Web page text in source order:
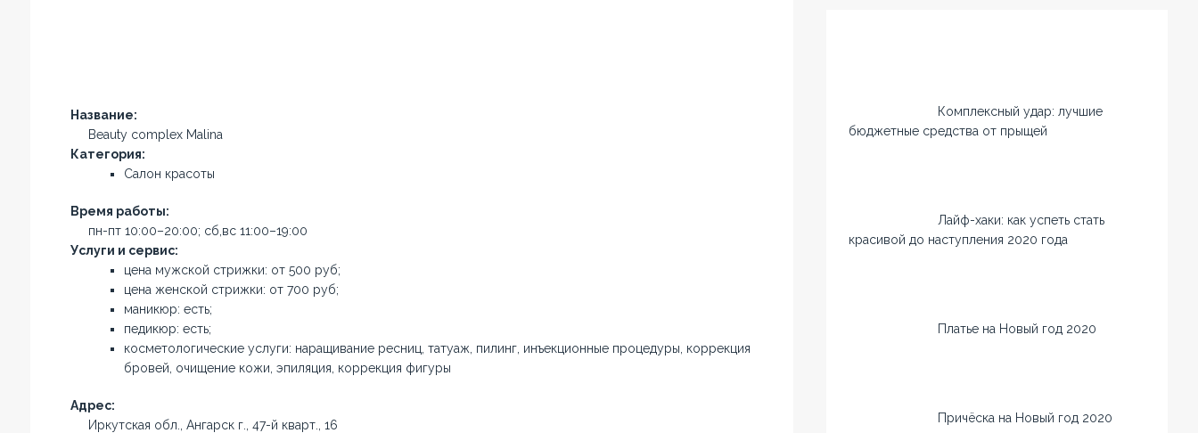
Название:
Beauty complex Malina
Категория:
Салон красоты
Время работы:
пн-пт 10:00–20:00; сб,вс 11:00–19:00
Услуги и сервис:
цена мужской стрижки: от 500 руб;
цена женской стрижки: от 700 руб;
маникюр: есть;
педикюр: есть;
косметологические услуги: наращивание ресниц, татуаж, пилинг, инъекционные процедуры, коррекция
бровей, очищение кожи, эпиляция, коррекция фигуры
Адрес:
Иркутская обл., Ангарск г., 47-й кварт., 16
Комплексный удар: лучшие
бюджетные средства от прыщей
Лайф-хаки: как успеть стать
красивой до наступления 2020 года
Платье на Новый год 2020
Причёска на Новый год 2020